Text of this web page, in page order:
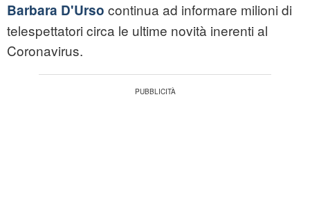
Barbara D'Urso continua ad informare milioni di
telespettatori circa le ultime novità inerenti al
Coronavirus.